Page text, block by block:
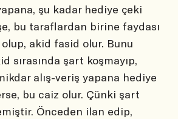
şu kadar hediye çeki
bu taraflardan birine faydası
akid fasid olur. Bunu
sırasında şart koşmayıp,
alış-veriş yapana hediye
bu caiz olur. Çünki şart
Önceden ilan edip,